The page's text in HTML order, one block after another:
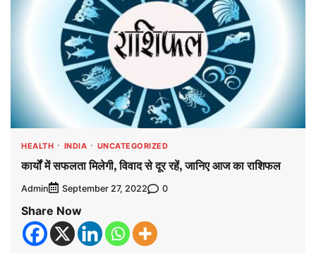
HEALTH INDIA UNCATEGORIZED
कार्यों में सफलता मिलेगी, विवाद से दूर रहें, जानिए आज का राशिफल
Admin September 27, 2022 0
Share Now